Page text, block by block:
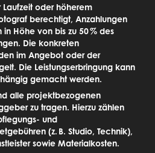
oder höherem
berechtigt, Anzahlungen
Höhe von bis zu 50% des
Die konkreten
im Angebot oder der
Die Leistungserbringung kann
gemacht werden.
alle projektbezogenen
zu tragen. Hierzu zählen
und
(z. B. Studio, Technik),
sowie Materialkosten.